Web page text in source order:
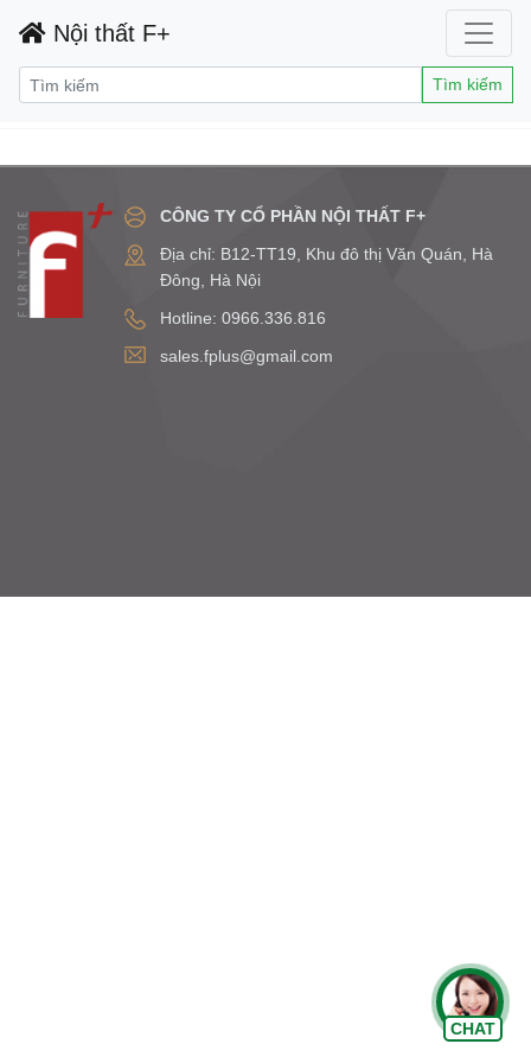
Nội thất F+
Tìm kiếm
CÔNG TY CỔ PHẦN NỘI THẤT F+
Địa chỉ: B12-TT19, Khu đô thị Văn Quán, Hà
Đông, Hà Nội
Hotline: 0966.336.816
sales.fplus@gmail.com
CHAT